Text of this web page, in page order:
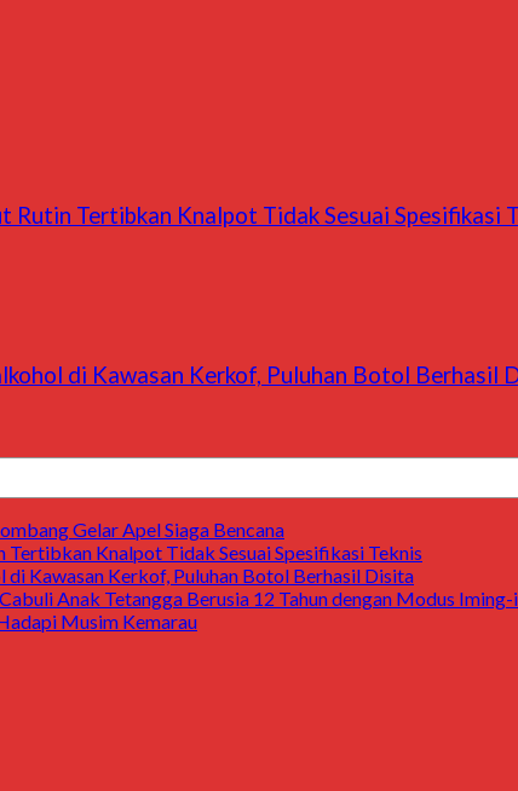
Tertibkan Knalpot Tidak Sesuai Spesifikasi
di Kawasan Kerkof, Puluhan Botol Berhasil
Gelar Apel Siaga Bencana
Knalpot Tidak Sesuai Spesifikasi Teknis
Kawasan Kerkof, Puluhan Botol Berhasil Disita
Anak Tetangga Berusia 12 Tahun dengan Modus
Musim Kemarau